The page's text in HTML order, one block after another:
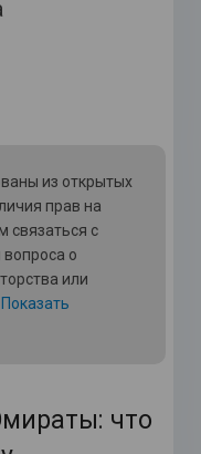
из открытых
прав на
связаться с
о
или
Показать
что